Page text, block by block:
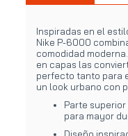
Inspiradas en el
Nike P-6000
comodidad
en capas las
perfecto tanto para
un look urbano con
Parte
para mayor